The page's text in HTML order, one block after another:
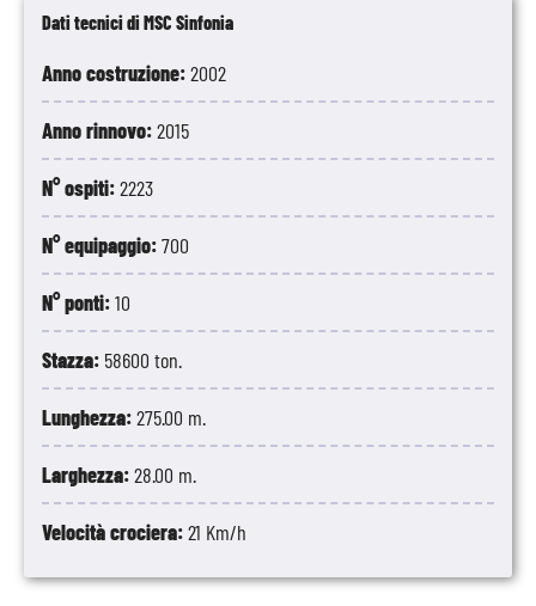
Dati tecnici di MSC Sinfonia
Anno costruzione:2002
Anno rinnovo:2015
N° ospiti:2223
N° equipaggio:700
N° ponti:10
Stazza: 58600 ton.
Lunghezza:275.00 m.
Larghezza:28.00 m.
Velocità crociera:21 Km/h